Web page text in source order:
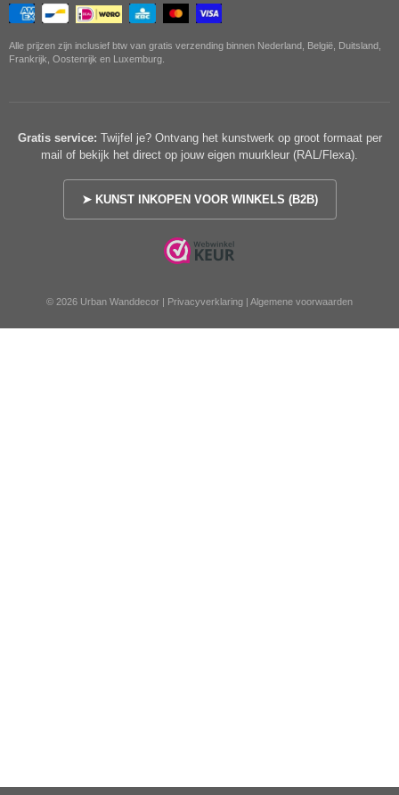
Alle prijzen zijn inclusief btw van gratis verzending binnen Nederland, België, Duitsland,
Frankrijk, Oostenrijk en Luxemburg.
Gratis service: Twijfel je? Ontvang het kunstwerk op groot formaat per
mail of bekijk het direct op jouw eigen muurkleur (RAL/Flexa).
➤ KUNST INKOPEN VOOR WINKELS (B2B)
© 2026 Urban Wanddecor | Privacyverklaring | Algemene voorwaarden